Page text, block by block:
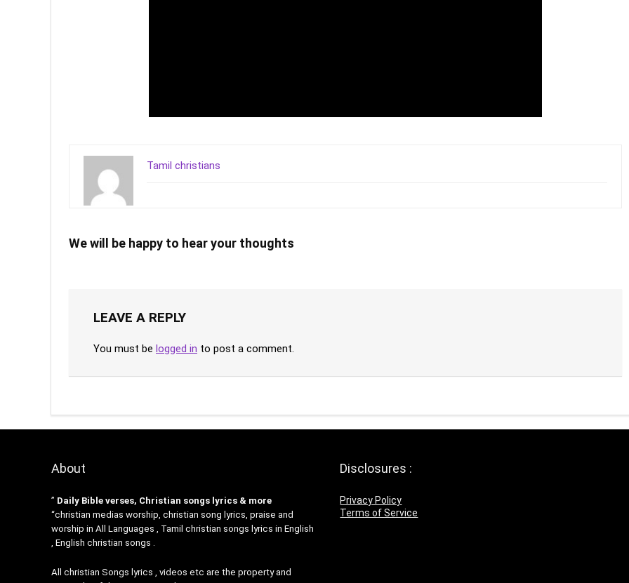
Tamil christians
We will be happy to hear your thoughts
LEAVE A REPLY
You must be logged in to post a comment.
About
” Daily Bible verses, Christian songs lyrics & more
“christian medias worship, christian song lyrics, praise and
worship in All Languages , Tamil christian songs lyrics in English
, English christian songs .
All christian Songs lyrics , videos etc are the property and
Disclosures :
Privacy Policy
Terms of Service